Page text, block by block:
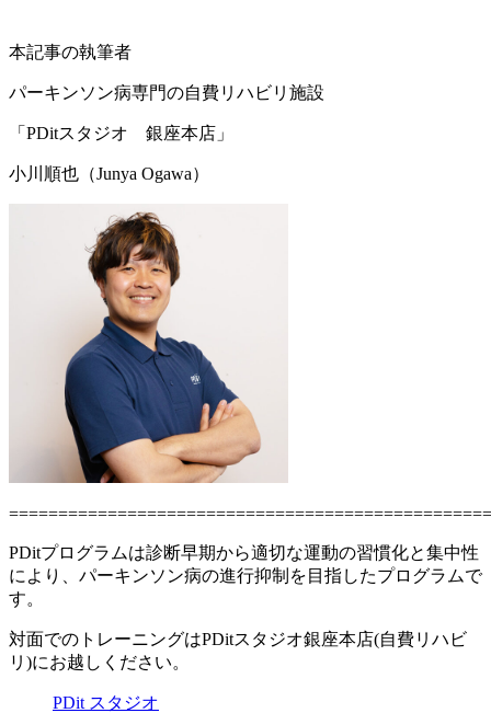
本記事の執筆者
パーキンソン病専門の自費リハビリ施設
「PDitスタジオ 銀座本店」
小川順也（Junya Ogawa）
PDitプログラムは診断早期から適切な運動の習慣化と集中性
により、パーキンソン病の進行抑制を目指したプログラムで
す。
対面でのトレーニングはPDitスタジオ銀座本店(自費リハビ
リ)にお越しください。
PDit スタジオ